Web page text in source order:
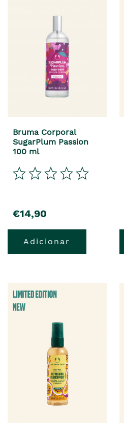
Bruma Corporal
SugarPlum Passion
100 ml
€14,90
Adicionar